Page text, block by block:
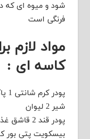
شود و میوه ای که
فرنگی است
مواد لازم
کاسه ای :
پودر کرم شانتی 1 پاکت
شیر 2 لیوان
پودر قند 2 قاشق غذا خوری
بیسکویت پتی بور